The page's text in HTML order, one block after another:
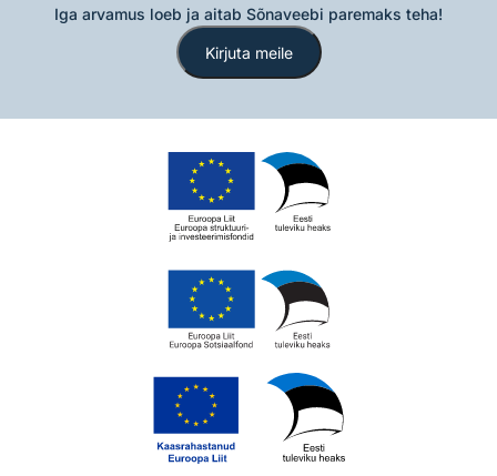
Iga arvamus loeb ja aitab Sõnaveebi paremaks teha!
Kirjuta meile